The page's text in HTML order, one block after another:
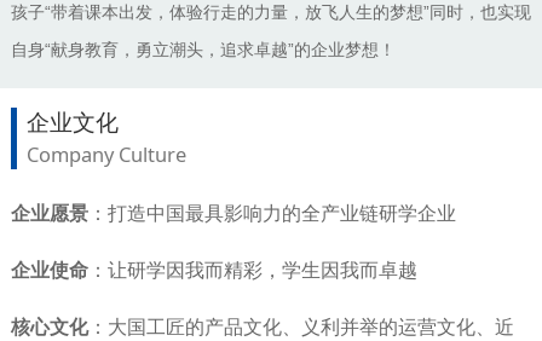
孩子“带着课本出发，体验行走的力量，放飞人生的梦想”同时，也实现
自身“献身教育，勇立潮头，追求卓越”的企业梦想！
企业文化
Company Culture
企业愿景：打造中国最具影响力的全产业链研学企业
企业使命：让研学因我而精彩，学生因我而卓越
核心文化：大国工匠的产品文化、义利并举的运营文化、近